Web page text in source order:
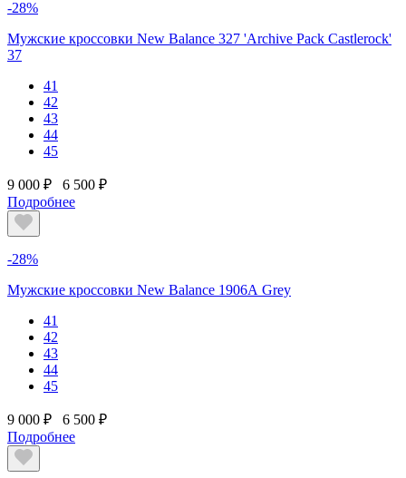
-28%
Мужские кроссовки New Balance 327 'Archive Pack Castlerock'
37
41
42
43
44
45
9 000 ₽
6 500 ₽
Подробнее
-28%
Мужские кроссовки New Balance 1906А Grey
41
42
43
44
45
9 000 ₽
6 500 ₽
Подробнее